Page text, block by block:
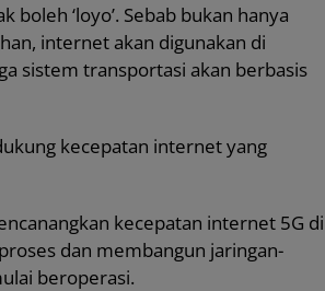
‘loyo’. Sebab bukan hanya
internet akan digunakan di
sistem transportasi akan berbasis
kecepatan internet yang
kecepatan internet 5G di
dan membangun jaringan-
beroperasi.